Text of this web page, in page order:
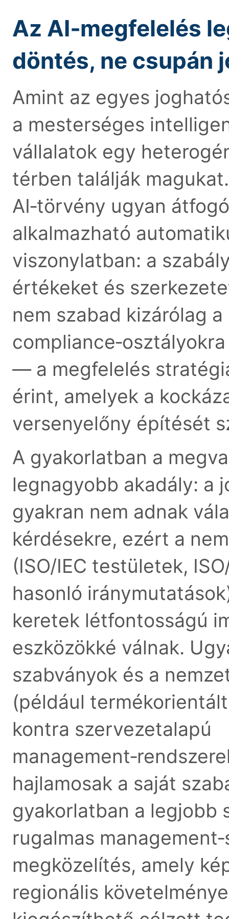
Az AI‑megfelelés
döntés, ne csupán
Amint az egyes
a mesterséges
vállalatok egy
térben találják
AI‑törvény ugyan
alkalmazható
viszonylatban: a
értékeket és
nem szabad kizárólag a
— a megfelelés
érint, amelyek a
versenyelőny építését
A gyakorlatban a
legnagyobb akadály: a
gyakran nem adnak
kérdésekre, ezért a
(ISO/IEC testületek,
hasonló
keretek létfontosságú
eszközökké válnak.
szabványok és a
(például
kontra szervezetalapú
hajlamosak a saját
gyakorlatban a legjobb
rugalmas
megközelítés, amely
regionális